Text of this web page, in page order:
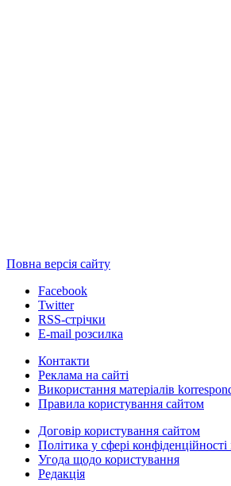
Повна версія сайту
Facebook
Twitter
RSS-стрічки
E-mail розсилка
Контакти
Реклама на сайті
Використання матеріалів
Правила користування сайтом
Договір користування сайтом
Політика у сфері
Угода щодо користування
Редакція